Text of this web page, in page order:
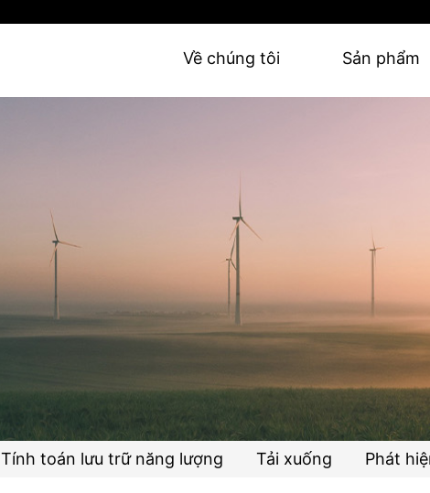
Về chúng tôi Sản phẩm
Tính toán lưu trữ năng lượng Tải xuống Phát